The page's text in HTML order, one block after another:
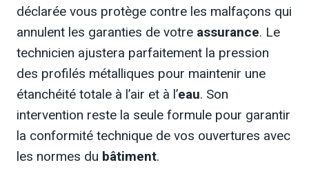
déclarée vous protège contre les malfaçons qui
annulent les garanties de votre assurance. Le
technicien ajustera parfaitement la pression
des profilés métalliques pour maintenir une
étanchéité totale à l’air et à l’eau. Son
intervention reste la seule formule pour garantir
la conformité technique de vos ouvertures avec
les normes du bâtiment.